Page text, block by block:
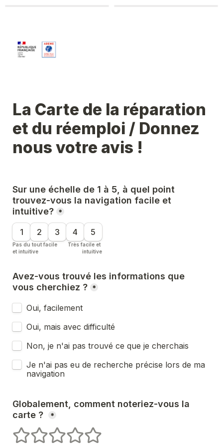
La Carte de la réparation
et du réemploi / Donnez
nous votre avis !
Sur une échelle de 1 à 5, à quel point
trouvez-vous la navigation facile et
intuitive? *
1 2 3 4 5
Pas du tout facile
et intuitive
Très facile et
intuitive
Avez-vous trouvé les informations que
vous cherchiez ? *
Oui, facilement
Oui, mais avec difficulté
Non, je n'ai pas trouvé ce que je cherchais
Je n'ai pas eu de recherche précise lors de ma
navigation
Globalement, comment noteriez-vous la
carte ?
*
1 étoiles2 étoiles3 étoiles4 étoiles5 étoiles